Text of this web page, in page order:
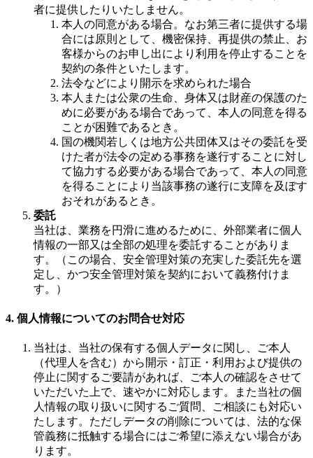
者に提供したりいたしません。
本人の同意がある場合。なお第三者に提供する場
合には原則として、機密保持、再提供の禁止、お
客様からのお申し出により利用を停止することを
契約の条件といたします。
法令などにより開示を求められた場合
本人または公衆の生命、身体又は財産の保護のた
めに必要がある場合であって、本人の同意を得る
ことが困難であるとき。
国の機関若しくは地方公共団体又はその委託を受
けた者が法令の定める事務を遂行することに対し
て協力する必要がある場合であって、本人の同意
を得ることにより当該事務の遂行に支障を及ぼす
おそれがあるとき。
委託
当社は、業務を円滑に進めるために、外部業者に個人
情報の一部又は全部の処理を委託することがありま
す。（この場合、安全管理対策の充実した委託先を選
定し、かつ安全管理対策を契約において義務付けま
す。）
4. 個人情報についてのお問合せ対応
当社は、当社の保有する個人データに関し、ご本人
（代理人を含む）から開示・訂正・利用および提供の
停止に関するご要請があれば、ご本人の確認をさせて
いただいた上で、速やかに対応します。また当社の個
人情報の取り扱いに関するご質問、ご相談にも対応い
たします。ただしデータの削除については、法的な保
管義務に抵触する場合にはご希望に添えない場合があ
ります。